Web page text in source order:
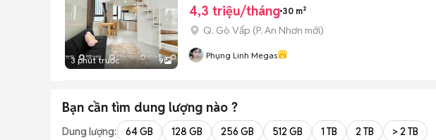
3 phút trước 9
4,3 triệu/tháng 30 m²
Q. Gò Vấp (P. An Nhơn mới)
Phụng Linh Megas
Bạn cần tìm dung lượng nào ?
Dung lượng: 64 GB 128 GB 256 GB 512 GB 1 TB 2 TB > 2 TB